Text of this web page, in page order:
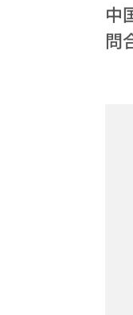
中
問